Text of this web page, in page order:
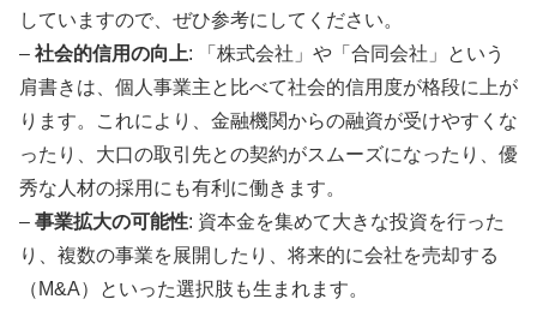
していますので、ぜひ参考にしてください。
– 社会的信用の向上: 「株式会社」や「合同会社」という
肩書きは、個人事業主と比べて社会的信用度が格段に上が
ります。これにより、金融機関からの融資が受けやすくな
ったり、大口の取引先との契約がスムーズになったり、優
秀な人材の採用にも有利に働きます。
– 事業拡大の可能性: 資本金を集めて大きな投資を行った
り、複数の事業を展開したり、将来的に会社を売却する
（M&A）といった選択肢も生まれます。